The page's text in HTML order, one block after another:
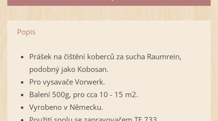
Popis
Prášek na čištění koberců za sucha Raumrein,
podobný jako Kobosan.
Pro vysavače Vorwerk.
Balení 500g, pro cca 10 - 15 m2.
Vyrobeno v Německu.